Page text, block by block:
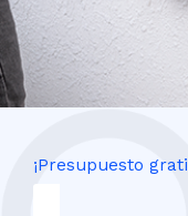
¡Presupuesto